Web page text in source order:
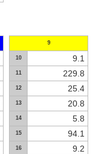
9
10 9.1
11 229.8
12 25.4
13 20.8
14 5.8
15 94.1
16 9.2